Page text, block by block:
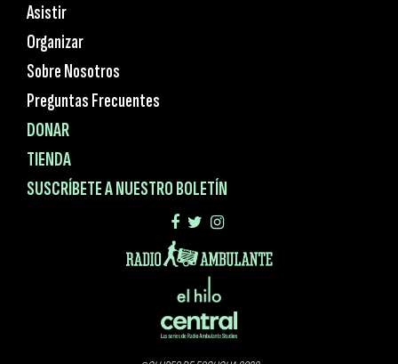
Asistir
Organizar
Sobre Nosotros
Preguntas Frecuentes
DONAR
TIENDA
SUSCRÍBETE A NUESTRO BOLETÍN